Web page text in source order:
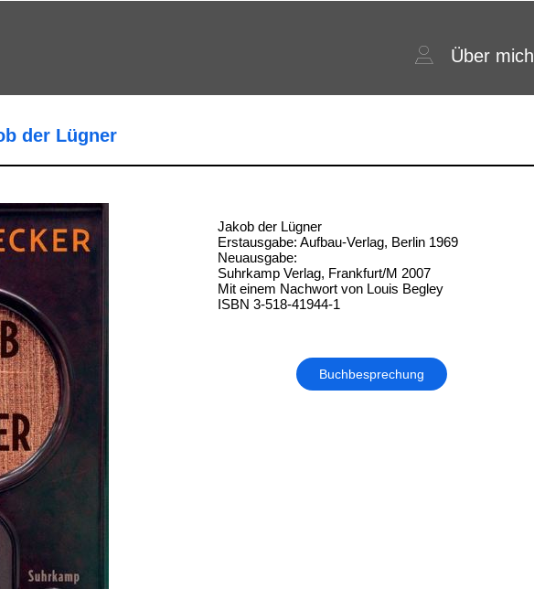
Über mich
der Lügner
Jakob der Lügner
Erstausgabe: Aufbau-Verlag, Berlin 1969
Neuausgabe:
Suhrkamp Verlag, Frankfurt/M 2007
Mit einem Nachwort von Louis Begley
ISBN 3-518-41944-1
Buchbesprechung